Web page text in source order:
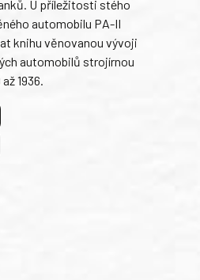
U příležitosti stého
automobilu PA-II
knihu věnovanou vývoji
automobilů strojírnou
1936.